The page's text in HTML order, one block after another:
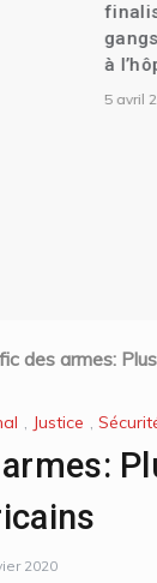
finalisent un
gangs installent
à l’hôpital
des armes:
, Justice ,
2020